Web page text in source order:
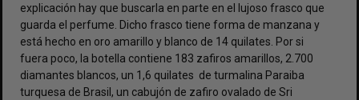
explicación hay que buscarla en parte en el lujoso frasco que
guarda el perfume. Dicho frasco tiene forma de manzana y
está hecho en oro amarillo y blanco de 14 quilates. Por si
fuera poco, la botella contiene 183 zafiros amarillos, 2.700
diamantes blancos, un 1,6 quilates de turmalina Paraiba
turquesa de Brasil, un cabujón de zafiro ovalado de Sri